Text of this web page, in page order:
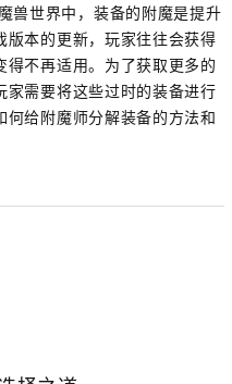
兽世界中，装备的附魔是提升
版本的更新，玩家往往会获得
不再适用。为了获取更多的
家需要将这些过时的装备进行
给附魔师分解装备的方法和